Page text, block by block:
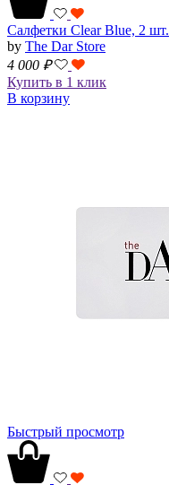
Салфетки Clear Blue, 2 шт.
by The Dar Store
4 000 ₽
Купить в 1 клик
В корзину
Быстрый просмотр